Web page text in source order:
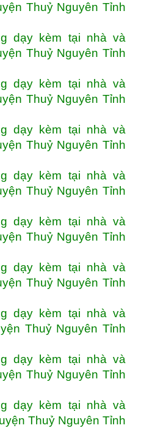
Thuỷ Nguyên Tỉnh
dạy kèm tại nhà và
Thuỷ Nguyên Tỉnh
dạy kèm tại nhà và
Thuỷ Nguyên Tỉnh
dạy kèm tại nhà và
Thuỷ Nguyên Tỉnh
dạy kèm tại nhà và
Thuỷ Nguyên Tỉnh
dạy kèm tại nhà và
Thuỷ Nguyên Tỉnh
dạy kèm tại nhà và
Thuỷ Nguyên Tỉnh
dạy kèm tại nhà và
Thuỷ Nguyên Tỉnh
dạy kèm tại nhà và
Thuỷ Nguyên Tỉnh
dạy kèm tại nhà và
Thuỷ Nguyên Tỉnh